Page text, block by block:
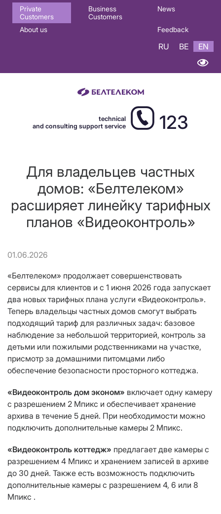
Основная
навигация
Private
Customers
Business
Customers
News
About us Feedback
RU BE EN
technical
and consulting support service
123
Для владельцев частных
домов: «Белтелеком»
расширяет линейку тарифных
планов «Видеоконтроль»
01.06.2026
«Белтелеком» продолжает совершенствовать
сервисы для клиентов и с 1 июня 2026 года запускает
два новых тарифных плана услуги «Видеоконтроль».
Теперь владельцы частных домов смогут выбрать
подходящий тариф для различных задач: базовое
наблюдение за небольшой территорией, контроль за
детьми или пожилыми родственниками на участке,
присмотр за домашними питомцами либо
обеспечение безопасности просторного коттеджа.
«Видеоконтроль дом эконом» включает одну камеру
с разрешением 2 Мпикс и обеспечивает хранение
архива в течение 5 дней. При необходимости можно
подключить дополнительные камеры 2 Мпикс.
«Видеоконтроль коттедж» предлагает две камеры с
разрешением 4 Мпикс и хранением записей в архиве
до 30 дней. Также есть возможность подключить
дополнительные камеры с разрешением 4, 6 или 8
Мпикс .